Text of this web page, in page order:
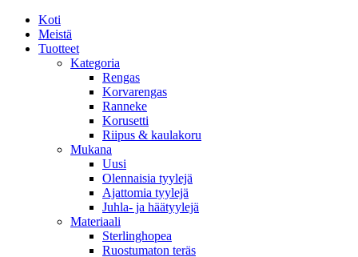
Koti
Meistä
Tuotteet
Kategoria
Rengas
Korvarengas
Ranneke
Korusetti
Riipus & kaulakoru
Mukana
Uusi
Olennaisia ​​tyylejä
Ajattomia tyylejä
Juhla- ja häätyylejä
Materiaali
Sterlinghopea
Ruostumaton teräs